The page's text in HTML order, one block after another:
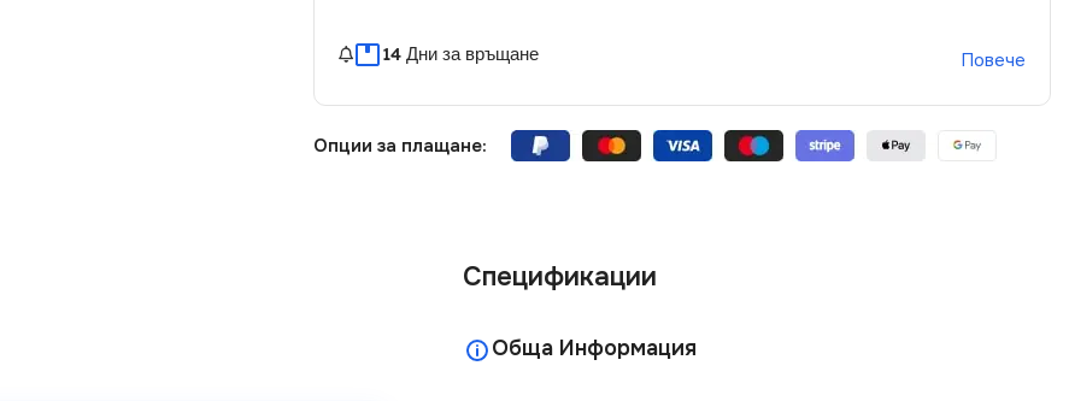
14 Дни за връщане Повече
Опции за плащане:
Спецификации
Обща Информация